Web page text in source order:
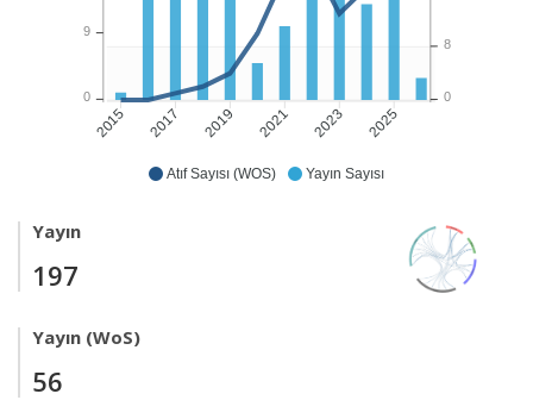
Atıf Sayısı (WOS) Yayın Sayısı
2015 2017 2019 2021 2023 2025
8
0
9
0
Yayın
197
Yayın (WoS)
56